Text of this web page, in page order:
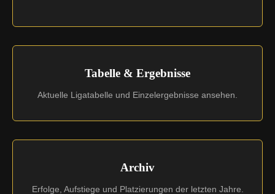
Tabelle & Ergebnisse
Aktuelle Ligatabelle und Einzelergebnisse ansehen.
Archiv
Erfolge, Aufstiege und Platzierungen der letzten Jahre.